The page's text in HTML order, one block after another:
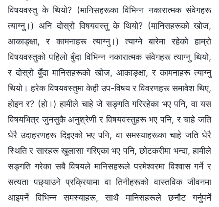
विषयवस्तु के थियो? (मानिसहरूका विभिन्‍न नकारात्मक संवेगहरू
त्याग्‍नु।) अनि दोस्रो विषयवस्तु के थियो? (मानिसहरूको खोज,
आकाङ्क्षा, र कामनाहरू त्याग्‍नु।) त्याग्‍ने बारेमा रहेको हाम्रो
विषयवस्तुको पहिलो बुँदा विभिन्‍न नकारात्मक संवेगहरू त्याग्‍नु थियो,
र दोस्रो बुँदा मानिसहरूको खोज, आकाङ्क्षा, र कामनाहरू त्याग्‍नु
थियो। हरेक विषयवस्तुमा केही उप-विषय र विवरणहरू समावेश थिए,
होइन र? (हो।) हामीले चाहे जे सङ्गति गरिरहेका भए पनि, वा यस
विषयभित्र जुनसुकै अनुश्रेणी र विषयवस्तुहरू भए पनि, र चाहे जति
धेरै उदाहरणहरू दिइएको भए पनि, वा समस्याहरूका चाहे जति धेरै
स्थिति र सारहरू खुलासा गरिएका भए पनि, छोटकरीमा भन्दा, हामीले
सङ्गति गरेका सबै विषयले मानिसहरूले परमेश्‍वरमा विश्‍वास गर्ने र
सत्यता पछ्याउने प्रक्रियामा वा तिनीहरूको वास्तविक जीवनमा
आइपर्ने विभिन्‍न समस्याहरू, साथै मानिसहरूले छनौट गर्नुपर्ने